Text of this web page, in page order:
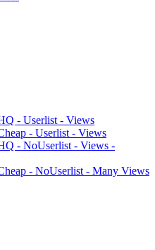
- Userlist - Views
- Userlist - Views
- NoUserlist - Views -
- NoUserlist - Many Views